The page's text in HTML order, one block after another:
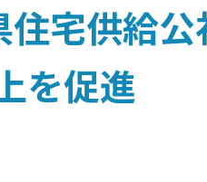
宅供給
を促進